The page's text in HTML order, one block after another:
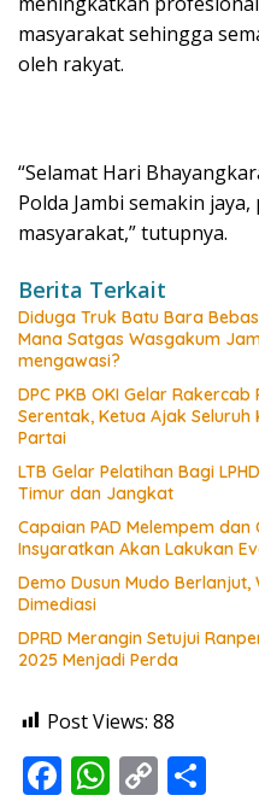
masyarakat sehingga
oleh rakyat.
“Selamat Hari
Polda Jambi semakin
masyarakat,” tutupnya.
Berita Terkait
Diduga Truk Batu Bara
Mana Satgas Wasgakum
mengawasi?
DPC PKB OKI Gelar
Serentak, Ketua Ajak
Partai
LTB Gelar Pelatihan Bagi
Timur dan Jangkat
Capaian PAD Melempem dan
Insyaratkan Akan Lakukan
Demo Dusun Mudo
Dimediasi
DPRD Merangin Setujui
2025 Menjadi Perda
Post Views: 88
F W C